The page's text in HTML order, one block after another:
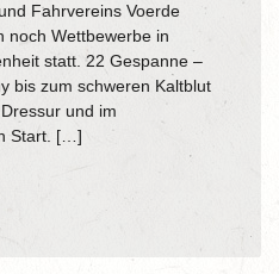
Fahrvereins Voerde
noch Wettbewerbe in
statt. 22 Gespanne –
bis zum schweren Kaltblut
und im
Start. […]